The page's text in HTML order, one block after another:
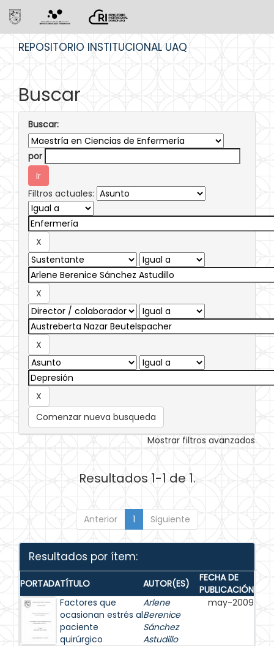
REPOSITORIO INSTITUCIONAL UAQ
Buscar
Buscar:
por
Filtros actuales:
Comenzar nueva busqueda
Mostrar filtros avanzados
Resultados 1-1 de 1.
Anterior 1 Siguiente
Resultados por ítem:
PORTADATÍTULO AUTOR(ES)
FECHA DE
PUBLICACIÓN
Factores que
ocasionan estrés al
paciente
quirúrgico
Arlene
Berenice
Sánchez
Astudillo
may-2009